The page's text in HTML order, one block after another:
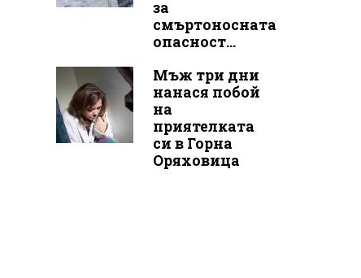
за
смъртоносната
опасност...
Мъж три дни
нанася побой
на
приятелката
си в Горна
Оряховица